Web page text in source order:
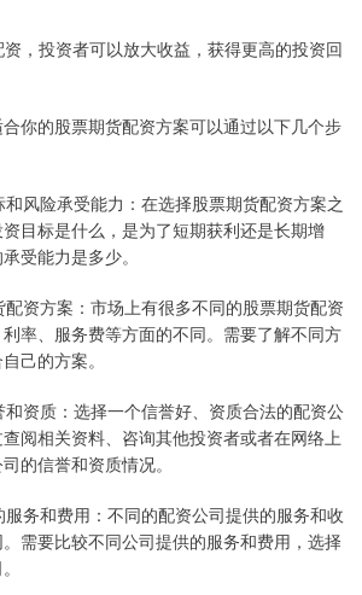
，投资者可以放大收益，获得更高的投资回
你的股票期货配资方案可以通过以下几个步
风险承受能力：在选择股票期货配资方案之
目标是什么，是为了短期获利还是长期增
受能力是多少。
资方案：市场上有很多不同的股票期货配资
率、服务费等方面的不同。需要了解不同方
己的方案。
资质：选择一个信誉好、资质合法的配资公
阅相关资料、咨询其他投资者或者在网络上
的信誉和资质情况。
务和费用：不同的配资公司提供的服务和收
需要比较不同公司提供的服务和费用，选择